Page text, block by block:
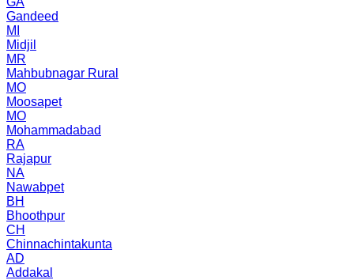
Gandeed
MI
Midjil
MR
Mahbubnagar Rural
MO
Moosapet
MO
Mohammadabad
RA
Rajapur
NA
Nawabpet
BH
Bhoothpur
CH
Chinnachintakunta
AD
Addakal